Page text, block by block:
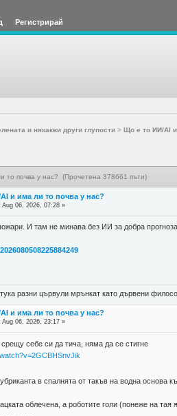
Регистрирай
и някакви други глупости> Що е то ИИ/AI и
почва у нас? (Прочетена 378661 пъти)
и има ли то почва у нас?
Aug 06, 2026, 07:28 »
И там не минава без ИИ за добра
разни цървули мрънкат като дървени
и има ли то почва у нас?
Aug 06, 2026, 23:17 »
срещу себе си да тича, няма да се стигне
в спалнята от такъв на водна
облечена, а роботите голи (понеже на тая